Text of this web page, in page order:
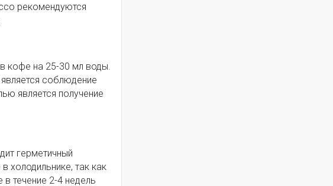
рекомендуются
кофе на 25-30 мл воды.
соблюдение
является получение
герметичный
холодильнике, так как
течение 2-4 недель